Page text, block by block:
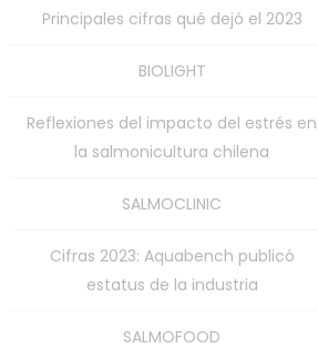
Principales cifras qué dejó el 2023
BIOLIGHT
Reflexiones del impacto del estrés en
la salmonicultura chilena
SALMOCLINIC
Cifras 2023: Aquabench publicó
estatus de la industria
SALMOFOOD